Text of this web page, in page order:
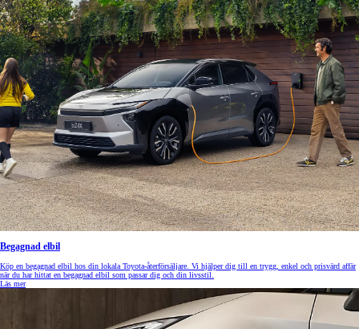
Begagnad elbil
Köp en begagnad elbil hos din lokala Toyota-återförsäljare. Vi hjälper dig till en trygg, enkel och prisvärd affär
när du har hittat en begagnad elbil som passar dig och din livsstil.
Läs mer